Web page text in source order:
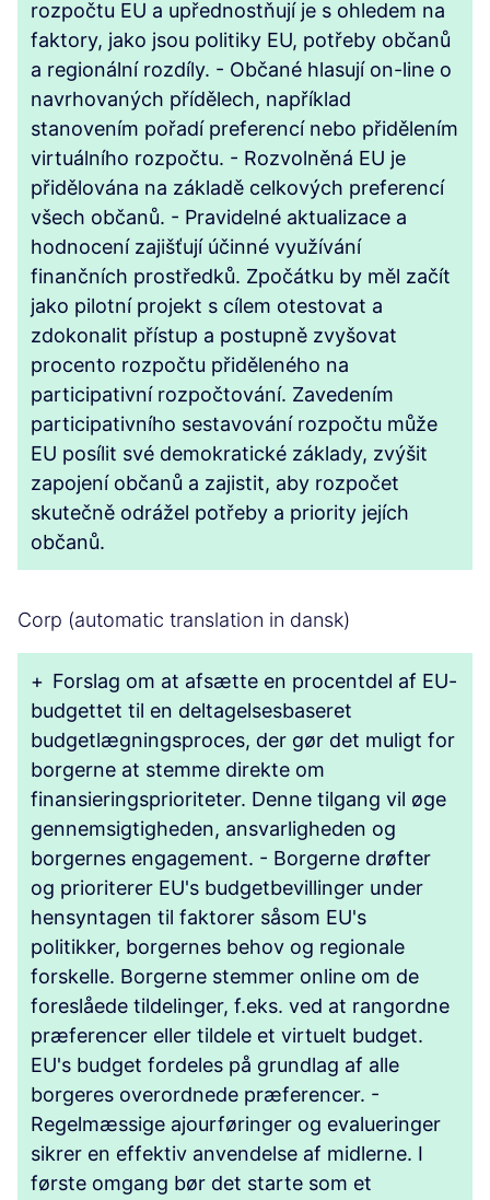
rozpočtu EU a upřednostňují je s ohledem na
faktory, jako jsou politiky EU, potřeby občanů
a regionální rozdíly. - Občané hlasují on-line o
navrhovaných přídělech, například
stanovením pořadí preferencí nebo přidělením
virtuálního rozpočtu. - Rozvolněná EU je
přidělována na základě celkových preferencí
všech občanů. - Pravidelné aktualizace a
hodnocení zajišťují účinné využívání
finančních prostředků. Zpočátku by měl začít
jako pilotní projekt s cílem otestovat a
zdokonalit přístup a postupně zvyšovat
procento rozpočtu přiděleného na
participativní rozpočtování. Zavedením
participativního sestavování rozpočtu může
EU posílit své demokratické základy, zvýšit
zapojení občanů a zajistit, aby rozpočet
skutečně odrážel potřeby a priority jejích
občanů.
Corp (automatic translation in dansk)
+ Forslag om at afsætte en procentdel af EU-
budgettet til en deltagelsesbaseret
budgetlægningsproces, der gør det muligt for
borgerne at stemme direkte om
finansieringsprioriteter. Denne tilgang vil øge
gennemsigtigheden, ansvarligheden og
borgernes engagement. - Borgerne drøfter
og prioriterer EU's budgetbevillinger under
hensyntagen til faktorer såsom EU's
politikker, borgernes behov og regionale
forskelle. Borgerne stemmer online om de
foreslåede tildelinger, f.eks. ved at rangordne
præferencer eller tildele et virtuelt budget.
EU's budget fordeles på grundlag af alle
borgeres overordnede præferencer. -
Regelmæssige ajourføringer og evalueringer
sikrer en effektiv anvendelse af midlerne. I
første omgang bør det starte som et